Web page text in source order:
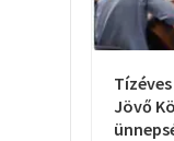
Jövő